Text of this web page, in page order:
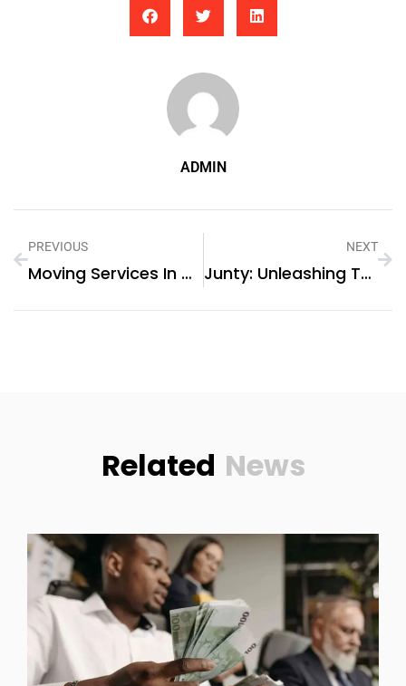
ADMIN
PREVIOUS
Moving Services In Dubai Marina
NEXT
Junty: Unleashing The Versatility Of Carbon Graphite Material For Diverse Applications
Related News